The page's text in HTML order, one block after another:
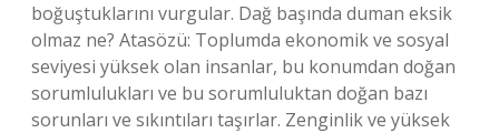
boğuştuklarını vurgular. Dağ başında duman eksik
olmaz ne? Atasözü: Toplumda ekonomik ve sosyal
seviyesi yüksek olan insanlar, bu konumdan doğan
sorumlulukları ve bu sorumluluktan doğan bazı
sorunları ve sıkıntıları taşırlar. Zenginlik ve yüksek